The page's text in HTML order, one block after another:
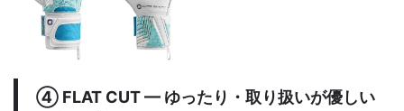
④ FLAT CUT— ゆったり・取り扱いが優しい